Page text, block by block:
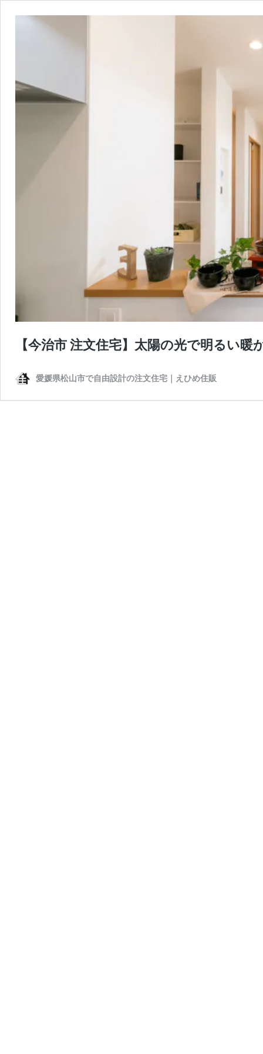
【今治市 注文住宅】太陽の光で明るい
愛媛県松山市で自由設計の注文住宅｜えひめ住販